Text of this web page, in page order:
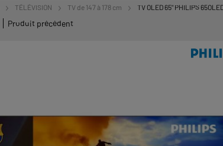
TÉLÉVISION TV de 147 à 178 cm TV OLED 65" PHILIPS
Produit précédent